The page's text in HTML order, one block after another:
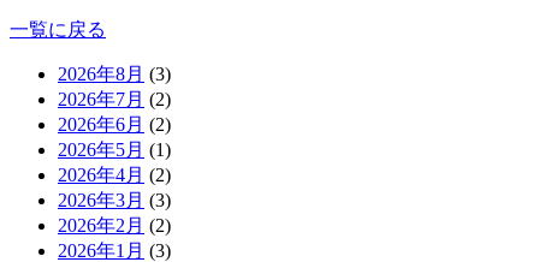
一覧に戻る
2026年8月 (3)
2026年7月 (2)
2026年6月 (2)
2026年5月 (1)
2026年4月 (2)
2026年3月 (3)
2026年2月 (2)
2026年1月 (3)